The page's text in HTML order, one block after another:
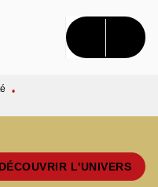
CONTENU
•
DÉCOUVRIR L'UNIVERS